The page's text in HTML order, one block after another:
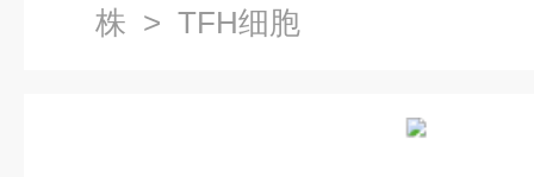
株 > TFH细胞